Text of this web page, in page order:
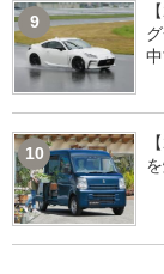
9
10